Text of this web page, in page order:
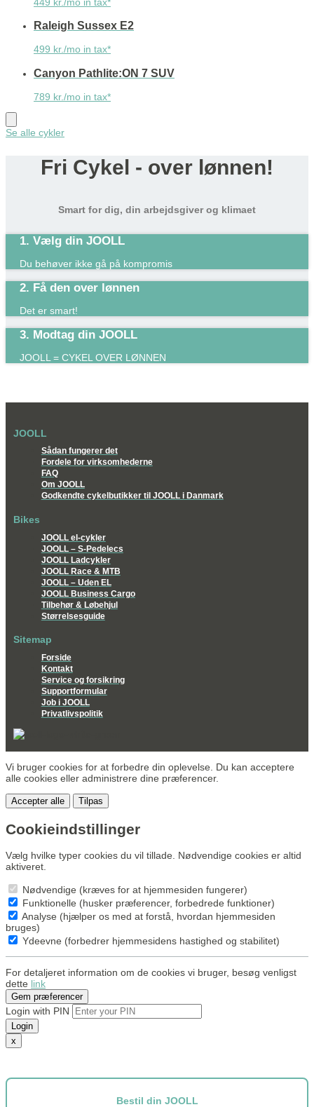
Raleigh Sussex E2
499 kr./mo in tax*
Canyon Pathlite:ON 7 SUV
789 kr./mo in tax*
Se alle cykler
Fri Cykel - over lønnen!
Smart for dig, din arbejdsgiver og klimaet
1. Vælg din JOOLL
Du behøver ikke gå på kompromis
2. Få den over lønnen
Det er smart!​
3. Modtag din JOOLL
JOOLL = CYKEL OVER LØNNEN
JOOLL
Sådan fungerer det
Fordele for virksomhederne
FAQ
Om JOOLL
Godkendte cykelbutikker til JOOLL i Danmark
Bikes
JOOLL el-cykler
JOOLL – S-Pedelecs
JOOLL Ladcykler
JOOLL Race & MTB
JOOLL – Uden EL
JOOLL Business Cargo
Tilbehør & Løbehjul
Størrelsesguide
Sitemap
Forside
Kontakt
Service og forsikring
Supportformular
Job i JOOLL
Privatlivspolitik
Vi bruger cookies for at forbedre din oplevelse. Du kan acceptere
alle cookies eller administrere dine præferencer.
Accepter alle Tilpas
Cookieindstillinger
Vælg hvilke typer cookies du vil tillade. Nødvendige cookies er altid
aktiveret.
Nødvendige (kræves for at hjemmesiden fungerer)
Funktionelle (husker præferencer, forbedrede funktioner)
Analyse (hjælper os med at forstå, hvordan hjemmesiden
bruges)
Ydeevne (forbedrer hjemmesidens hastighed og stabilitet)
For detaljeret information om de cookies vi bruger, besøg venligst
dette link
Gem præferencer
Login with PIN
Login
x
Bestil din JOOLL